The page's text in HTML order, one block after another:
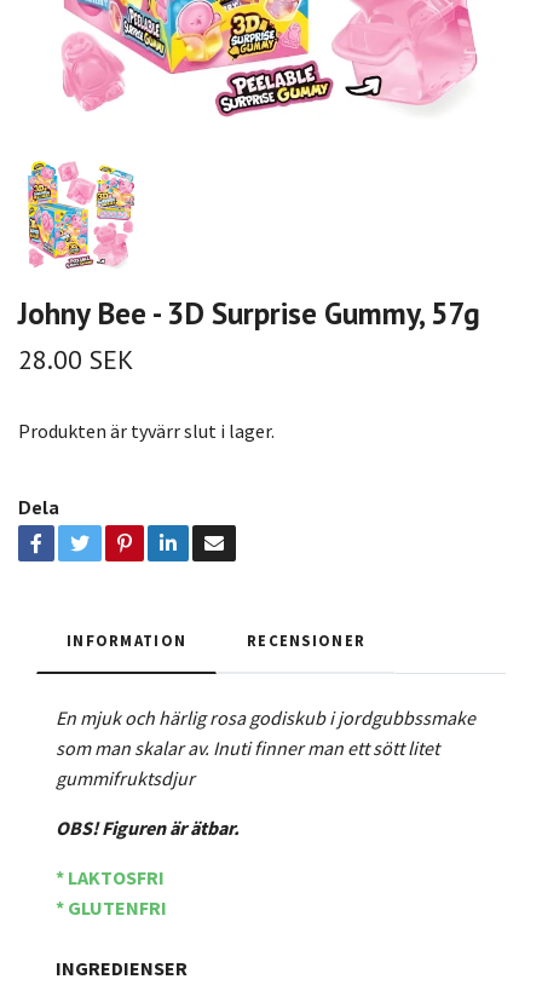
Johny Bee - 3D Surprise Gummy, 57g
28.00 SEK
Produkten är tyvärr slut i lager.
Dela
INFORMATION RECENSIONER
En mjuk och härlig rosa godiskub i jordgubbssmake
som man skalar av. Inuti finner man ett sött litet
gummifruktsdjur
OBS! Figuren är ätbar.
* LAKTOSFRI
* GLUTENFRI
INGREDIENSER